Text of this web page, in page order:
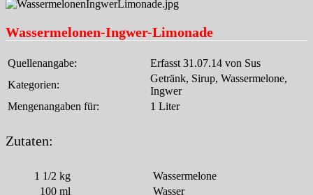
Wassermelonen-Ingwer-Limonade
Quellenangabe:
Erfasst 31.07.14 von Sus
Kategorien:
Getränk, Sirup, Wassermelone,
Ingwer
Mengenangaben für:
1 Liter
Zutaten:
1 1/2 kg
Wassermelone
100 ml
Wasser